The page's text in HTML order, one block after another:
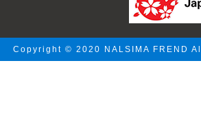
Copyright © 2020 NALSIMA FREND